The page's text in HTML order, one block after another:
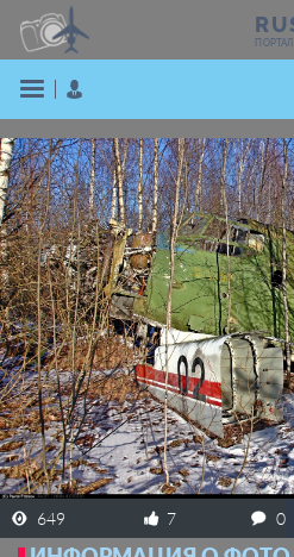
ВОЙТИ
Поиск
Поиск в реестре
Кратко
649 7 0